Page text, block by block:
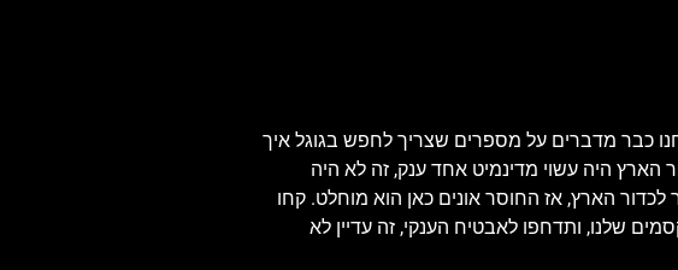
מקלות דינמיט, וכן, יש פה 31 אפסים. בשלב הזה אנחנו כבר מדברים על מספרים שצריך לחפש בגוגל איך
הארץ היה עשוי מדינמיט אחד ענק, זה לא היה
הארץ, אז החוסר אונים כאן הוא מוחלט. קחו
שלנו, ותדחפו לאבטיח הענקי, זה עדיין לא